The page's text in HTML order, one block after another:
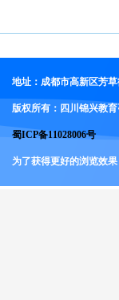
地址：成都市高新区芳草
版权所有：四川锦兴教
蜀ICP备11028006号
为了获得更好的浏览效